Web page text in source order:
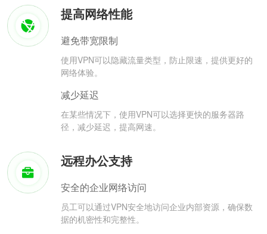
提高网络性能
避免带宽限制
使用VPN可以隐藏流量类型，防止限速，提供更好的
网络体验。
减少延迟
在某些情况下，使用VPN可以选择更快的服务器路
径，减少延迟，提高网速。
远程办公支持
安全的企业网络访问
员工可以通过VPN安全地访问企业内部资源，确保数
据的机密性和完整性。